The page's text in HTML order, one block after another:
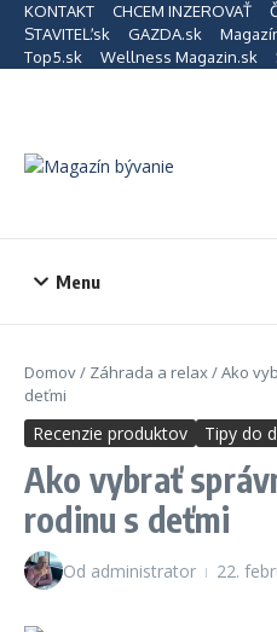
Preskočiť na obsah
KONTAKT CHCEM INZEROVAŤ
STAVITEĽ.sk
GAZDA.sk
Top5.sk
Wellness Magazin.sk
Menu
Domov/ Záhrada a relax/Ako
deťmi
Recenzie produktov Tipy do
Ako vybrať
rodinu s deťmi
Od administrator 22.